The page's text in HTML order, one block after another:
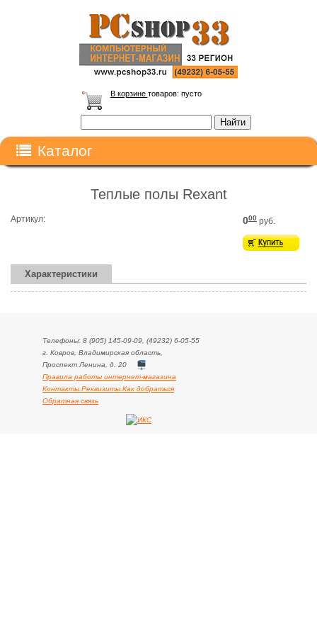
В корзине товаров: пусто
Каталог
Теплые полы Rexant
Артикул: 000 руб.
Характеристики
Телефоны: 8 (905) 145-09-09, (49232) 6-05-55
г. Ковров, Владимирская область,
Проспект Ленина, д. 20
Правила работы интернет-магазина
Контакты.Реквизиты.Как добраться
Обратная связь